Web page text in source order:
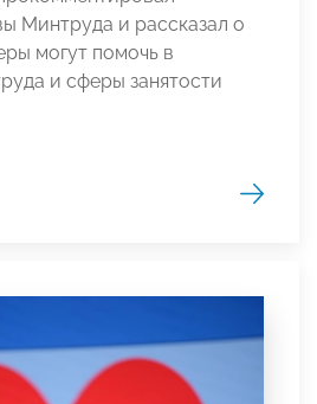
Минтруда и рассказал о
могут помочь в
и сферы занятости